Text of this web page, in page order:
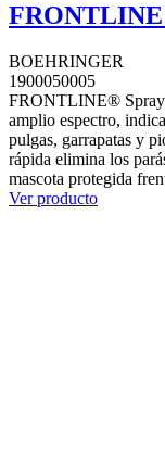
FRONTLINE
BOEHRINGER
1900050005
FRONTLINE® Spray
amplio espectro,
pulgas, garrapatas y
rápida elimina los
mascota protegida
Ver producto